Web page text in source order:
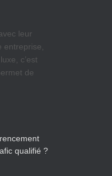
leur
c’est
de
qualifié ?